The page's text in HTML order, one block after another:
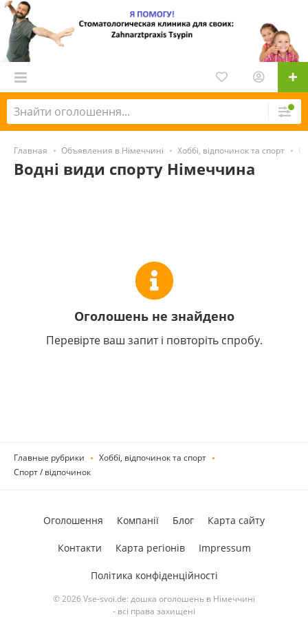
Главная Объявления в Німеччині Хоббі, відпочинок та спорт
Водні види спорту Німеччина
Оголошень не знайдено
Перевірте ваш запит і повторіть спробу.
Главные рубрики
Хоббі, відпочинок та спорт
Спорт / відпочинок
© 2026 Vse-svoi.de: дошка оголошень в Німеччині
- всі права захищені
Оголошення Компанії Блог Карта сайту
Контакти Карта регіонів Impressum
Політика конфіденційності